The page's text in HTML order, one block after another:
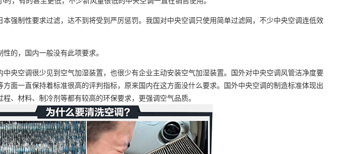
强制性要求过滤，达不到将受到严厉惩罚。我国对中央空调只使用简单过滤网，不少中央空调连低效
的，国内一般没有此项要求。
央空调很少见到空气加湿装置，也很少有企业主动安装空气加湿装置。国外对中央空调风管洁净度要
面一直保持着标准很高的评判指标，原来国内在这方面没什么要求。国外中央空调的制造标准体现出
、材料、制冷剂等都有较高的环保要求，更强调空气品质。